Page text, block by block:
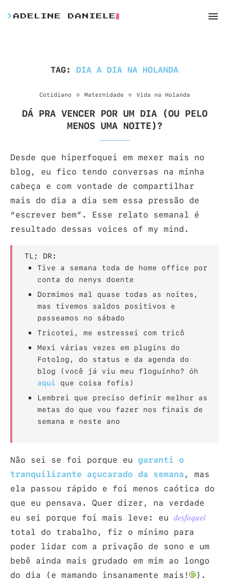
> ADELINE DANIELE
TAG: DIA A DIA NA HOLANDA
Cotidiano Maternidade Vida na Holanda
DÁ PRA VENCER POR UM DIA (OU PELO
MENOS UMA NOITE)?
Desde que hiperfoquei em mexer mais no
blog, eu fico tendo conversas na minha
cabeça e com vontade de compartilhar
mais do dia a dia sem essa pressão de
“escrever bem”. Esse relato semanal é
resultado dessas voices of my mind.
TL; DR:
Tive a semana toda de home office por
conta do nenys doente
Dormimos mal quase todas as noites,
mas tivemos saldos positivos e
passeamos no sábado
Tricotei, me estressei com tricô
Mexi várias vezes em plugins do
Fotolog, do status e da agenda do
blog (você já viu meu floguinho? óh
aqui que coisa fofis)
Lembrei que preciso definir melhor as
metas do que vou fazer nos finais de
semana e neste ano
Não sei se foi porque eu garanti o
tranquilizante açucarado da semana, mas
ela passou rápido e foi menos caótica do
que eu pensava. Quer dizer, na verdade
eu sei porque foi mais leve: eudesfoquei
total do trabalho, fiz o mínimo para
poder lidar com a privação de sono e um
bebê ainda mais grudado em mim ao longo
do dia (e mamando insanamente mais!
).